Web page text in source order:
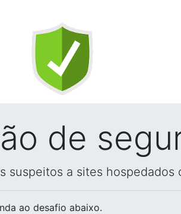
de
suspeitos a sites hospedados
ao desafio abaixo.